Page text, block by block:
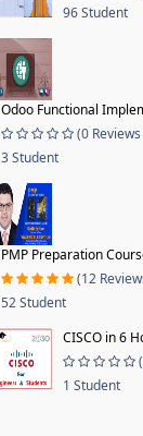
96 Student
Odoo Functional
(0 Reviews
3 Student
PMP Preparation
(12
52 Student
CISCO in 6
1 Student